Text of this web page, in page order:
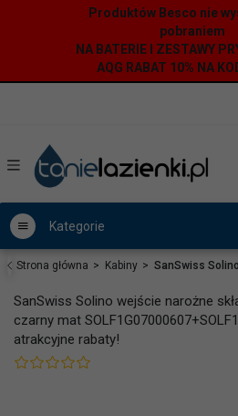
Produktów Besco nie
pobraniem
NA BATERIE I ZESTAWY
AQG RABAT 10% NA
Kategorie
Strona główna Kabiny SanSwiss
SanSwiss Solino wejście narożne
czarny mat
atrakcyjne rabaty!